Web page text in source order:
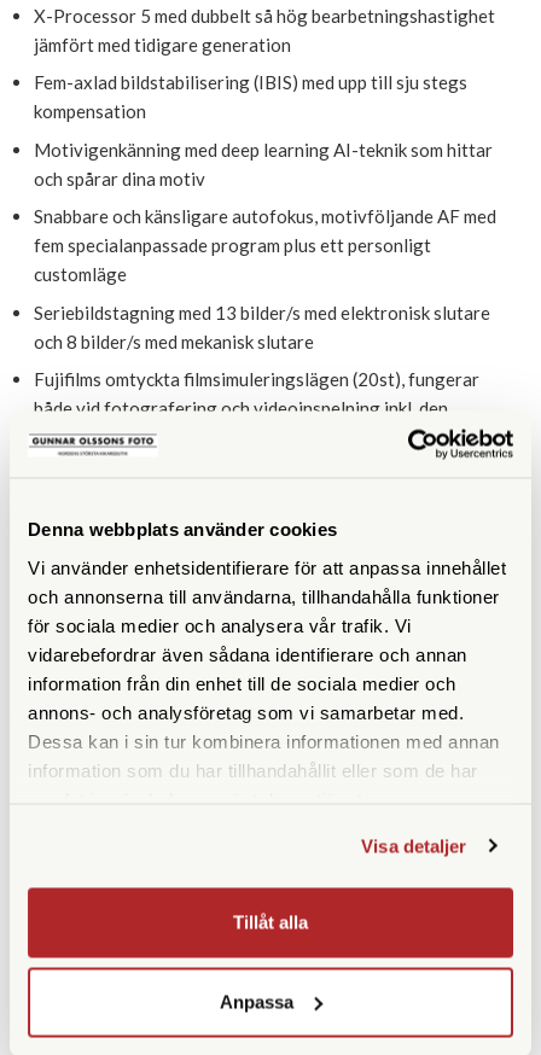
Denna webbplats använder cookies
Vi använder enhetsidentifierare för att anpassa innehållet
och annonserna till användarna, tillhandahålla funktioner
för sociala medier och analysera vår trafik. Vi
vidarebefordrar även sådana identifierare och annan
information från din enhet till de sociala medier och
annons- och analysföretag som vi samarbetar med.
Dessa kan i sin tur kombinera informationen med annan
information som du har tillhandahållit eller som de har
Visa detaljer
Tillåt alla
Anpassa
X-Processor 5 med dubbelt så hög bearbetningshastighet
jämfört med tidigare generation
Fem-axlad bildstabilisering (IBIS) med upp till sju stegs
kompensation
Motivigenkänning med deep learning AI-teknik som hittar
och spårar dina motiv
Snabbare och känsligare autofokus, motivföljande AF med
fem specialanpassade program plus ett personligt
customläge
Seriebildstagning med 13 bilder/s med elektronisk slutare
och 8 bilder/s med mekanisk slutare
Fujifilms omtyckta filmsimuleringslägen (20st), fungerar
både vid fotografering och videoinspelning inkl. den
nyutvecklade REALA ACE
till minneskort
Full-HD höghastighetsvideo upp till 240p
Interna videoformat: H.264 och H.265 / HEVC
Videokomprimering: ALL-intra och Long GOP
ETERNA och ETERNA Bleach Bypass - filmsimulering med
cinematisk stil
HDMI-utgång (Micro) med möjlighet att skicka ut ProRes
Hybrid Log Gamma (HLG) videoinspelning
Mikrofoningång (3.5 mm) och hörlursutgång via USB-C
(adapter medföljer)
Vinklingsbar pekkänslig 3-tums LCD-skärm med 1 840 000-
punkters upplösning